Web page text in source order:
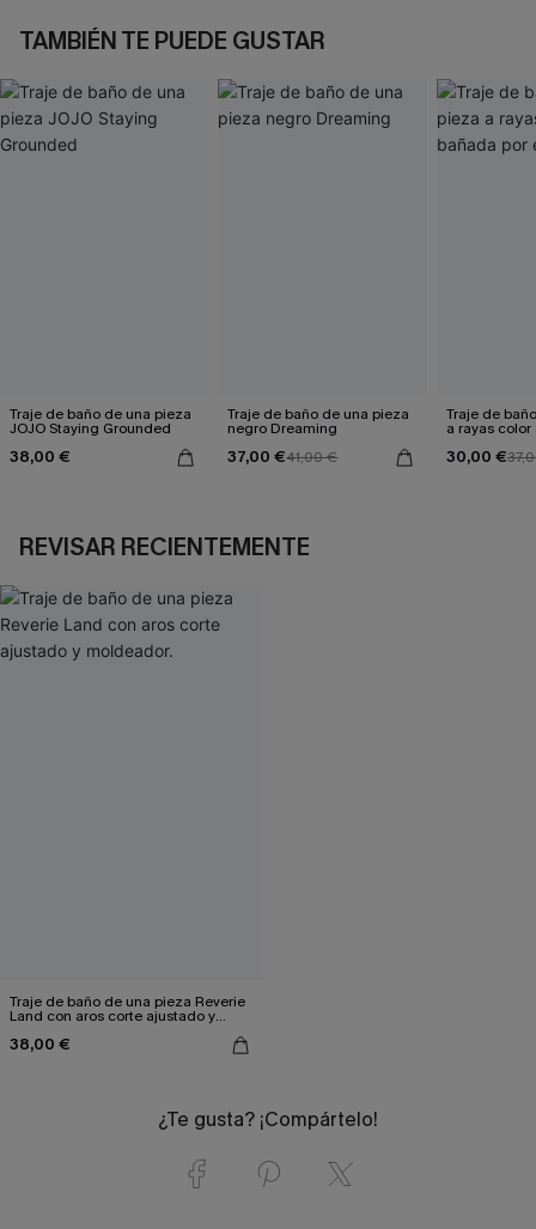
TAMBIÉN TE PUEDE GUSTAR
Traje de baño de una pieza
JOJO Staying Grounded
38,00 €
Traje de baño de una pieza
negro Dreaming
37,00 €41,00 €
Traje de
a rayas
30,00 €
REVISAR RECIENTEMENTE
Traje de baño de una pieza Reverie
Land con aros corte ajustado y
38,00 €
¿Te gusta? ¡Compártelo!